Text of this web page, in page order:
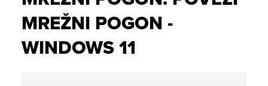
MREŽNI POGON -
WINDOWS 11